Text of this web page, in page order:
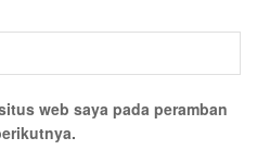
web saya pada peramban